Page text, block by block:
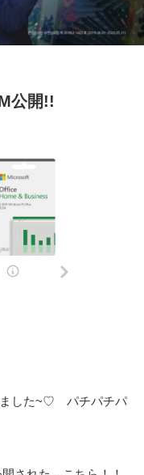
公開!!
ました~♡ パチパチパ